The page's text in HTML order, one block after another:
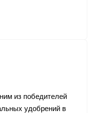
из победителей
удобрений в